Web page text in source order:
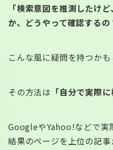
「検索意図を推測したけ
か、どうやって確認するの
こんな風に疑問を持つかも
その方法は 「自分で実際
GoogleやYahoo!などで実
結果のページを上位の記事